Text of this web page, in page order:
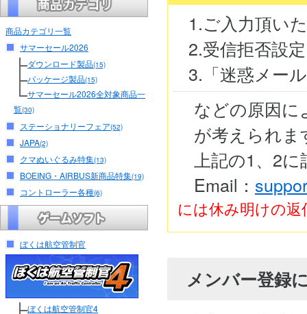
商品カテゴリ一覧
サマーセール2026
ダウンロード製品(15)
パッケージ製品(15)
サマーセール2026全対象商品一
覧(30)
ステーショナリーフェア(52)
JAPA(2)
クマぬいぐるみ特集(13)
BOEING・AIRBUS新商品特集(19)
コントローラー各種(6)
ぼくは航空管制官
ぼくは航空管制官4
1.ご入力頂い
2.受信拒否設
3.「迷惑メー
などの原因
が考えられま
上記の1、2
Email：
には休み明けの
メンバー登録